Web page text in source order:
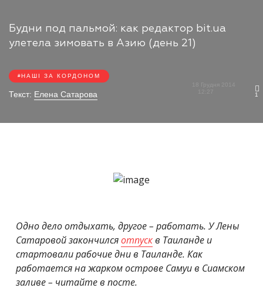
Будни под пальмой: как редактор bit.ua
улетела зимовать в Азию (день 21)
НАШІ ЗА КОРДОНОМ
Текст: Елена Сатарова
18 Грудня 2014
12:27
1
Одно дело отдыхать, другое – работать. У Лены
Сатаровой закончилсяотпускв Таиланде и
стартовали рабочие дни в Таиланде. Как
работается на жарком острове Самуи в Сиамском
заливе – читайте в посте.